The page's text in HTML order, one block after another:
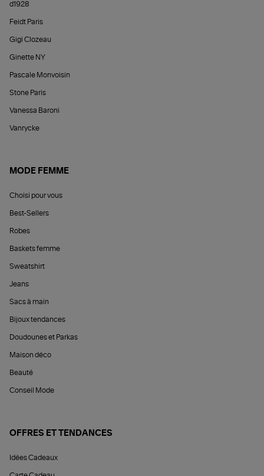
d1928
Feidt Paris
Gigi Clozeau
Ginette NY
Pascale Monvoisin
Stone Paris
Vanessa Baroni
Vanrycke
MODE FEMME
Choisi pour vous
Best-Sellers
Robes
Baskets femme
Sweatshirt
Jeans
Sacs à main
Bijoux tendances
Doudounes et Parkas
Maison déco
Beauté
Conseil Mode
OFFRES ET TENDANCES
Idées Cadeaux